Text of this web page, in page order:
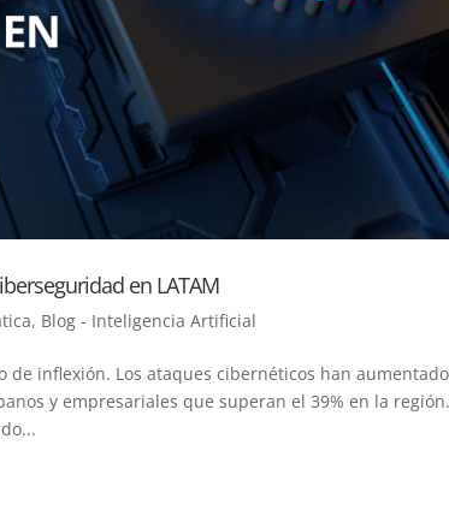
en LATAM
, Blog - Inteligencia Artificial
inflexión. Los ataques cibernéticos han aumentado
y empresariales que superan el 39% en la región.